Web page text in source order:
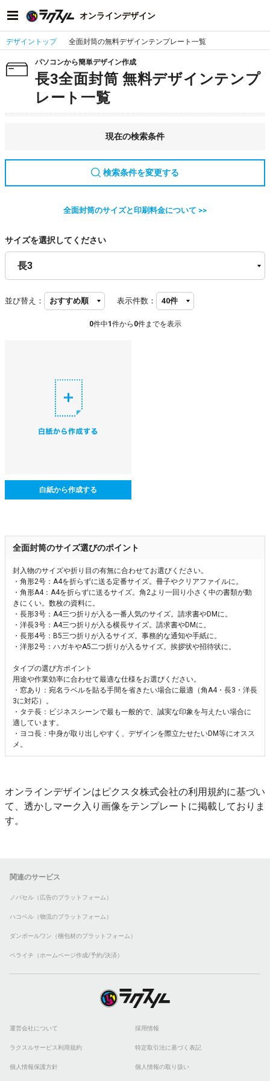
オンラインデザイン
デザイントップ 全面封筒の無料デザインテンプレート一覧
パソコンから簡単デザイン作成
長3全面封筒 無料デザインテンプ
レート一覧
現在の検索条件
検索条件を変更する
全面封筒のサイズと印刷料金について >>
サイズを選択してください
並び替え： 表示件数：
0件中1 件から 0件までを表示
白紙から作成する
全面封筒のサイズ選びのポイント
封入物のサイズや折り目の有無に合わせてお選びください。
・角形2号：A4を折らずに送る定番サイズ。冊子やクリアファイルに。
・角形A4：A4を折らずに送るサイズ。角2より一回り小さく中の書類が動
きにくい。数枚の資料に。
・長形3号：A4三つ折りが入る一番人気のサイズ。請求書やDMに。
・洋長3号：A4三つ折りが入る横長サイズ。請求書やDMに。
・長形4号：B5三つ折りが入るサイズ。事務的な通知や手紙に。
・洋形2号：ハガキやA5二つ折りが入るサイズ。挨拶状や招待状に。
タイプの選び方ポイント
用途や作業効率に合わせて最適な仕様をお選びください。
・窓あり：宛名ラベルを貼る手間を省きたい場合に最適（角A4・長3・洋長
3に対応）。
・タテ長：ビジネスシーンで最も一般的で、誠実な印象を与えたい場合に
適しています。
・ヨコ長：中身が取り出しやすく、デザインを際立たせたいDM等にオスス
メ。
オンラインデザインはピクスタ株式会社の利用規約に基づい
て、透かしマーク入り画像をテンプレートに掲載しておりま
す。
関連のサービス
ノバセル（広告のプラットフォーム）
ハコベル（物流のプラットフォーム）
ダンボールワン（梱包材のプラットフォーム）
ペライチ（ホームページ作成/予約/決済）
運営会社について 採用情報
ラクスルサービス利用規約 特定取引法に基づく表記
個人情報保護方針 個人情報の取り扱い